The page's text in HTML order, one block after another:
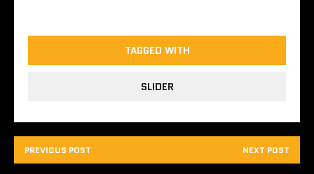
TAGGED WITH
SLIDER
PREVIOUS POST NEXT POST